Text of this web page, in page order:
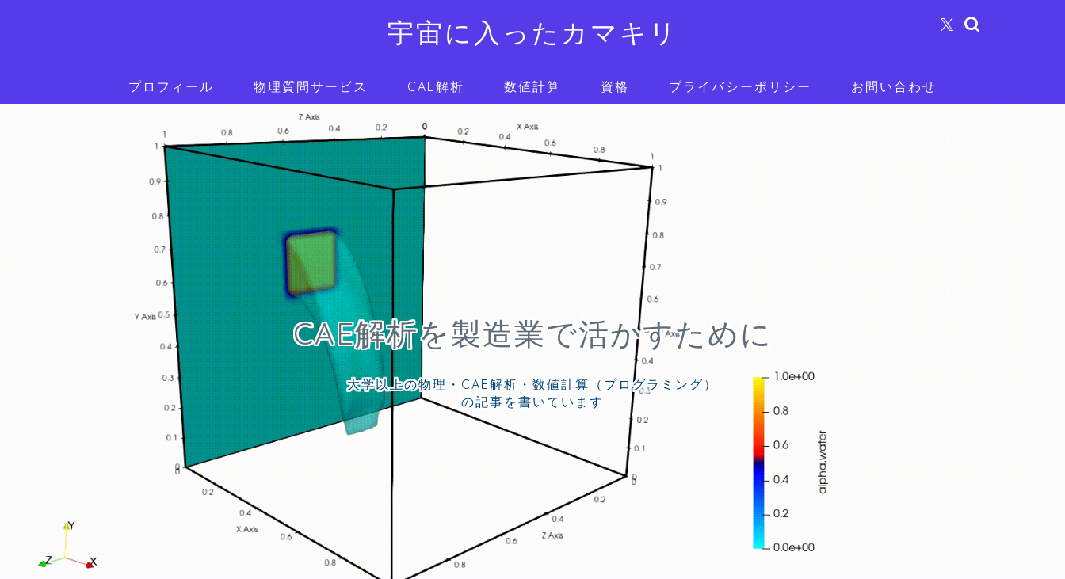
宇宙に入ったカマキリ
プロフィール 物理質問サービス CAE解析 数値計算 資格 プライバシーポリシー お問い合わせ
CAE解析を製造業で活かすために
大学以上の物理・CAE解析・数値計算（プログラミング）
の記事を書いています